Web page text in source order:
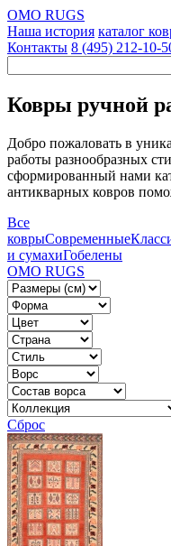
OMO RUGS
Наша история каталог
Контакты 8 (495) 212-10-
Ковры ручной
Добро пожаловать в
работы разнообразных
сформированный нами
антикварных ковров
Все
коврыСовременные
и сумахиГобелены
OMO RUGS
Сброс